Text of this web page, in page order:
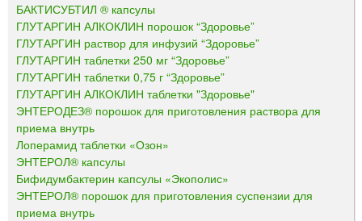
БАКТИСУБТИЛ ® капсулы
ГЛУТАРГИН АЛКОКЛИН порошок “Здоровье”
ГЛУТАРГИН раствор для инфузий “Здоровье”
ГЛУТАРГИН таблетки 250 мг “Здоровье”
ГЛУТАРГИН таблетки 0,75 г “Здоровье”
ГЛУТАРГИН АЛКОКЛИН таблетки "Здоровье"
ЭНТЕРОДЕЗ® порошок для приготовления раствора для
приема внутрь
Лоперамид таблетки «Озон»
ЭНТЕРОЛ® капсулы
Бифидумбактерин капсулы «Экополис»
ЭНТЕРОЛ® порошок для приготовления суспензии для
приема внутрь